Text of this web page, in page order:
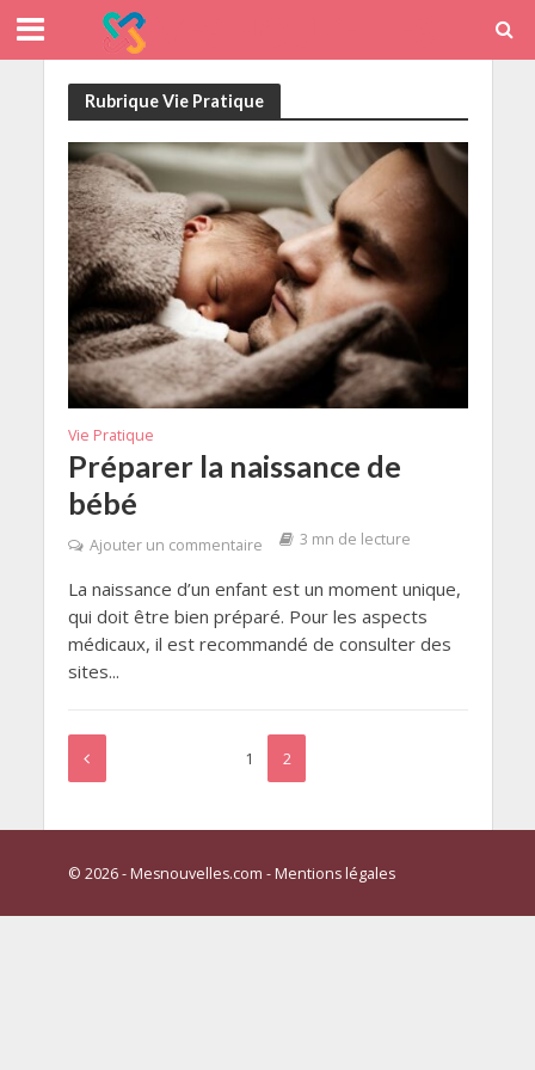
Rubrique Vie Pratique
Vie Pratique
Préparer la naissance de
bébé
Ajouter un commentaire 3 mn de lecture
La naissance d’un enfant est un moment unique,
qui doit être bien préparé. Pour les aspects
médicaux, il est recommandé de consulter des
sites...
1 2
© 2026 - Mesnouvelles.com - Mentions légales